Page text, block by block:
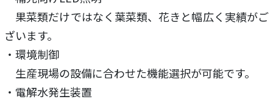
果菜類だけではなく葉菜類、花きと幅広く実績がご
ざいます。
・環境制御
生産現場の設備に合わせた機能選択が可能です。
・電解水発生装置